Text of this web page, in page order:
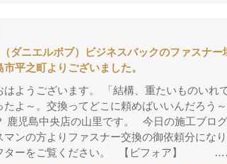
ダニエルボブ）ビジネスバックのファスナー
平之町よりございました。
はようございます。 「結構、重たいものいれ
たよ～。交換ってどこに頼めばいいんだろう
鹿児島中央店の山里です。 今日の施工ブロ
マンの方よりファスナー交換の御依頼分にな
フターをご覧ください。 【ビフォア】